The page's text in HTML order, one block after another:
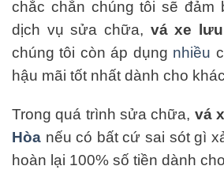
chắc chắn chúng tôi sẽ đảm
dịch vụ sửa chữa, vá xe
chúng tôi còn áp dụng nhiều
hậu mãi tốt nhất dành cho
Trong quá trình sửa chữa, vá
Hòa nếu có bất cứ sai sót gì
hoàn lại 100% số tiền dành